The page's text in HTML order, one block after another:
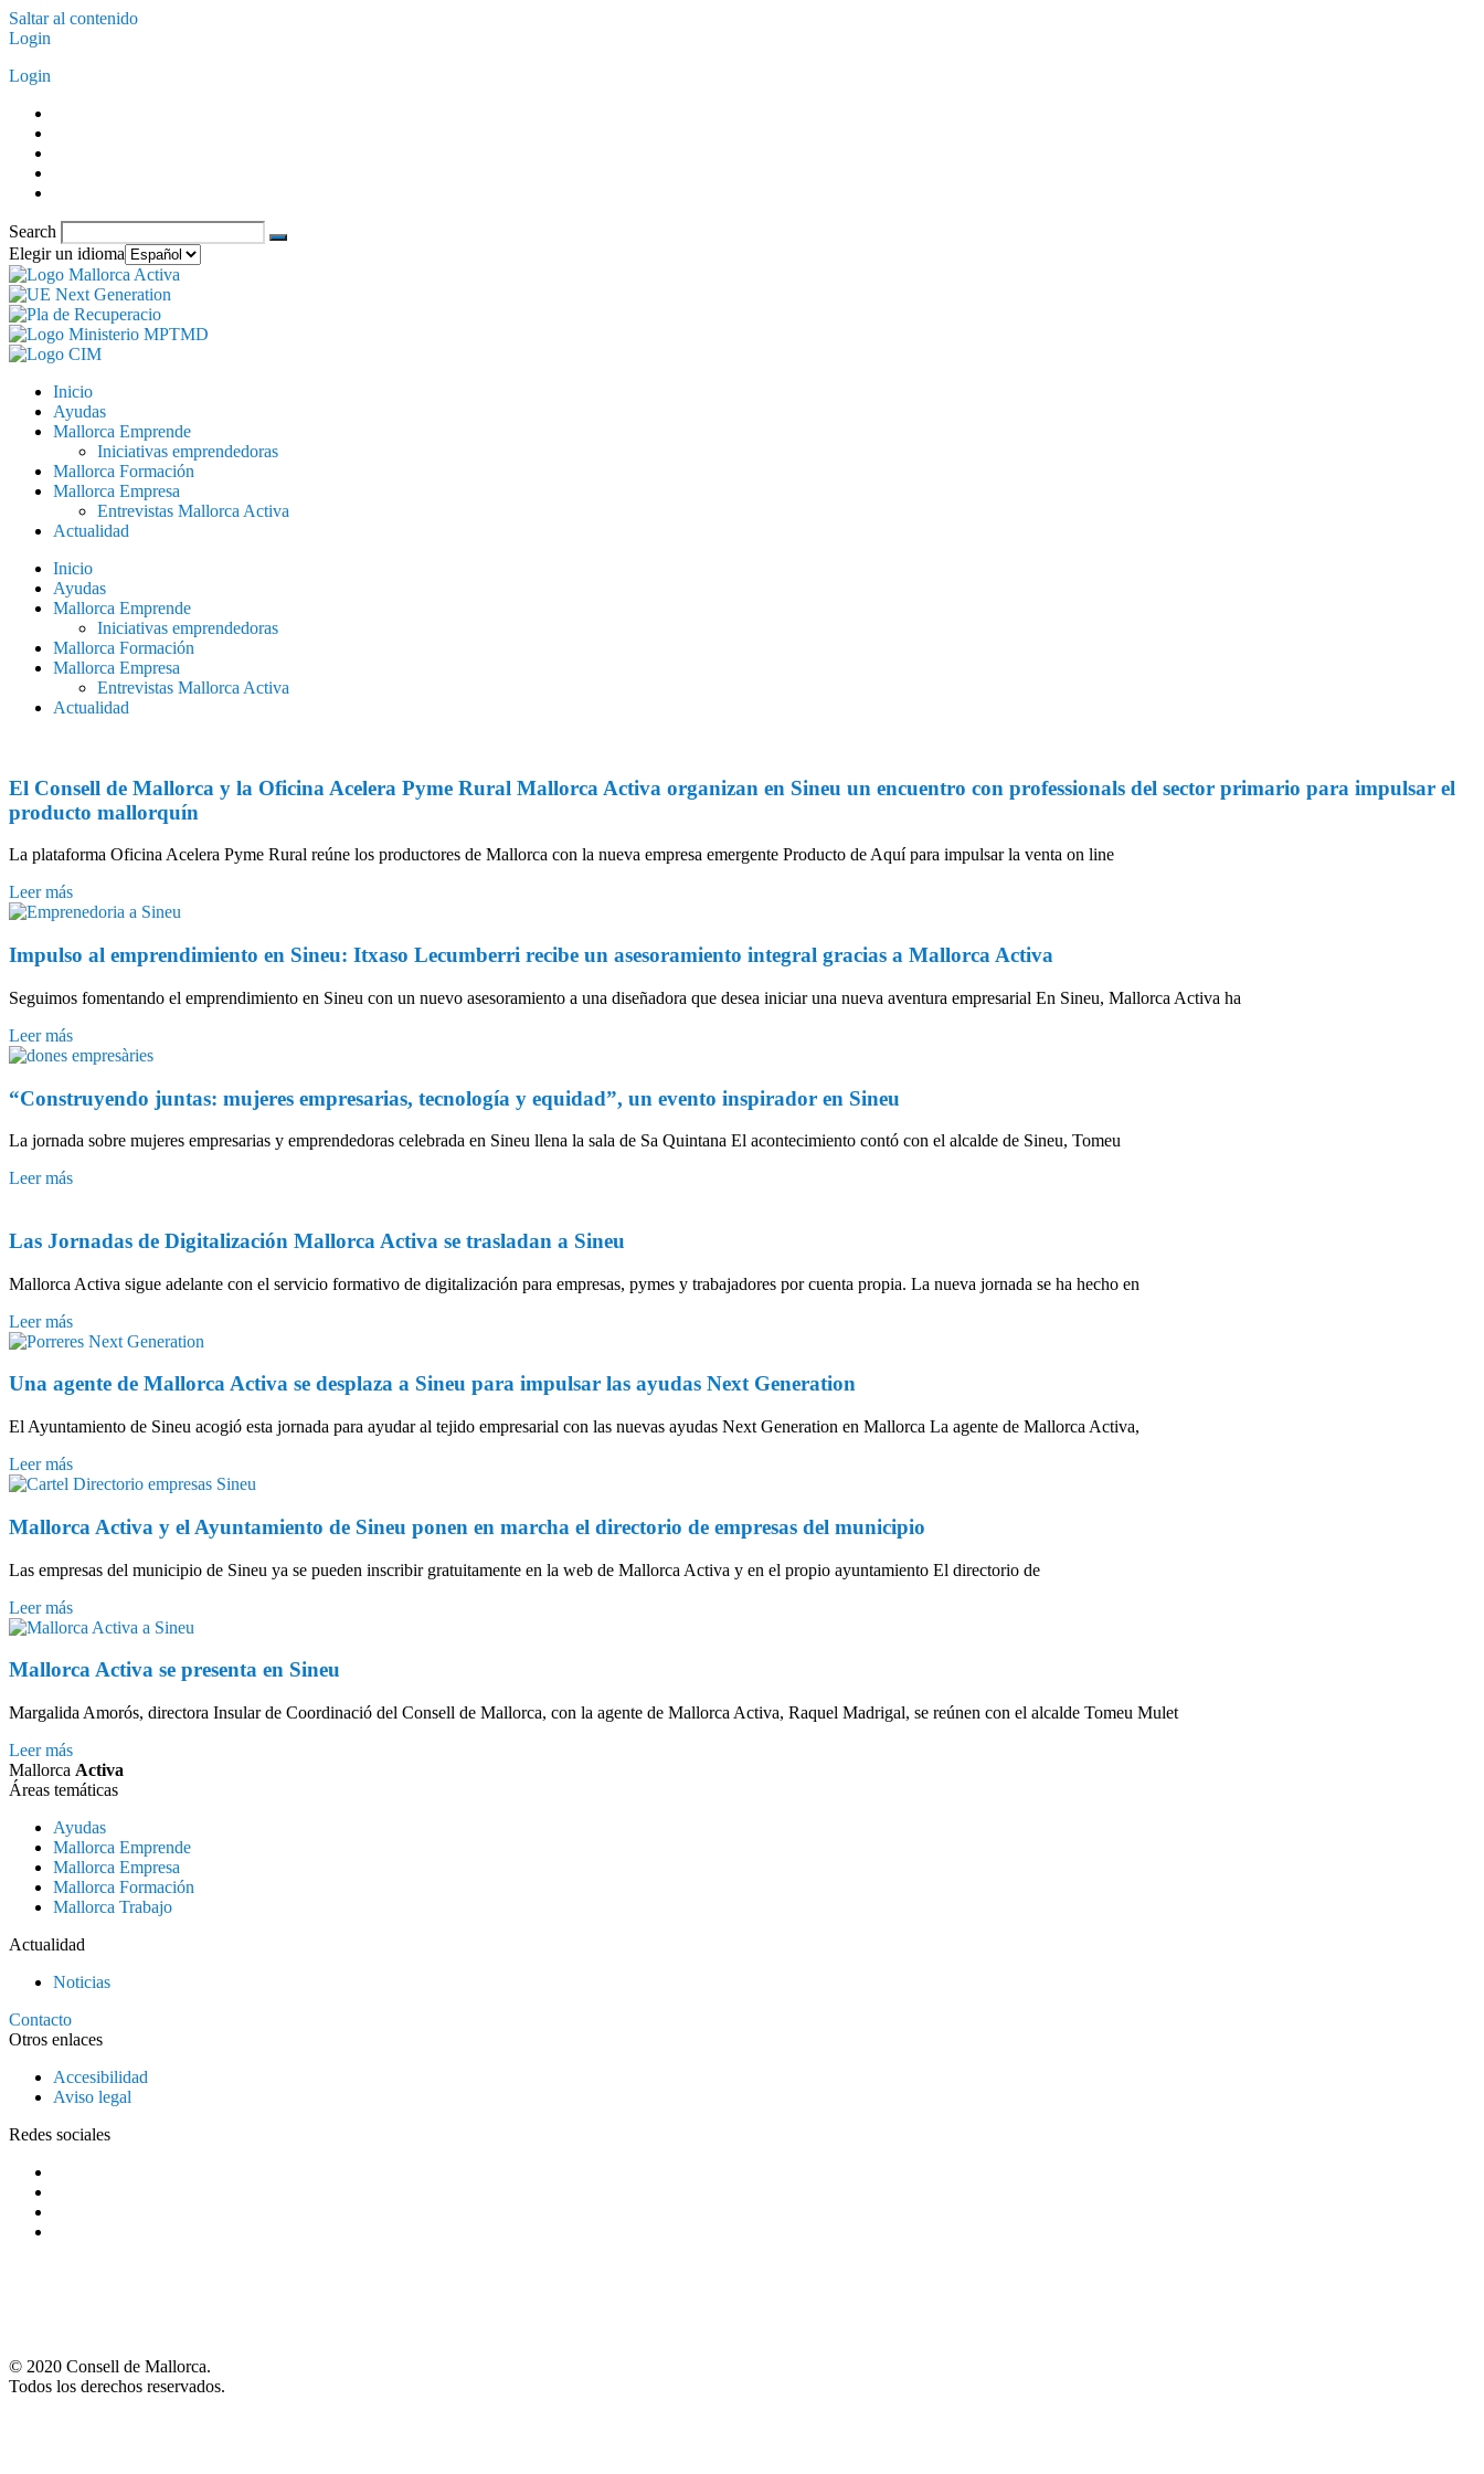
Saltar al contenido
Login
Login
Search
Elegir un idioma
Inicio
Ayudas
Mallorca Emprende
Iniciativas emprendedoras
Mallorca Formación
Mallorca Empresa
Entrevistas Mallorca Activa
Actualidad
Inicio
Ayudas
Mallorca Emprende
Iniciativas emprendedoras
Mallorca Formación
Mallorca Empresa
Entrevistas Mallorca Activa
Actualidad
El Consell de Mallorca y la Oficina Acelera Pyme Rural Mallorca Activa organizan en Sineu un encuentro con professionals del sector primario para impulsar el
producto mallorquín
La plataforma Oficina Acelera Pyme Rural reúne los productores de Mallorca con la nueva empresa emergente Producto de Aquí para impulsar la venta on line
Leer más
Impulso al emprendimiento en Sineu: Itxaso Lecumberri recibe un asesoramiento integral gracias a Mallorca Activa
Seguimos fomentando el emprendimiento en Sineu con un nuevo asesoramiento a una diseñadora que desea iniciar una nueva aventura empresarial En Sineu, Mallorca Activa ha
Leer más
“Construyendo juntas: mujeres empresarias, tecnología y equidad”, un evento inspirador en Sineu
La jornada sobre mujeres empresarias y emprendedoras celebrada en Sineu llena la sala de Sa Quintana El acontecimiento contó con el alcalde de Sineu, Tomeu
Leer más
Las Jornadas de Digitalización Mallorca Activa se trasladan a Sineu
Mallorca Activa sigue adelante con el servicio formativo de digitalización para empresas, pymes y trabajadores por cuenta propia. La nueva jornada se ha hecho en
Leer más
Una agente de Mallorca Activa se desplaza a Sineu para impulsar las ayudas Next Generation
El Ayuntamiento de Sineu acogió esta jornada para ayudar al tejido empresarial con las nuevas ayudas Next Generation en Mallorca La agente de Mallorca Activa,
Leer más
Mallorca Activa y el Ayuntamiento de Sineu ponen en marcha el directorio de empresas del municipio
Las empresas del municipio de Sineu ya se pueden inscribir gratuitamente en la web de Mallorca Activa y en el propio ayuntamiento El directorio de
Leer más
Mallorca Activa se presenta en Sineu
Margalida Amorós, directora Insular de Coordinació del Consell de Mallorca, con la agente de Mallorca Activa, Raquel Madrigal, se reúnen con el alcalde Tomeu Mulet
Leer más
Mallorca Activa
Áreas temáticas
Ayudas
Mallorca Emprende
Mallorca Empresa
Mallorca Formación
Mallorca Trabajo
Actualidad
Noticias
Contacto
Otros enlaces
Accesibilidad
Aviso legal
Redes sociales
© 2020 Consell de Mallorca.
Todos los derechos reservados.